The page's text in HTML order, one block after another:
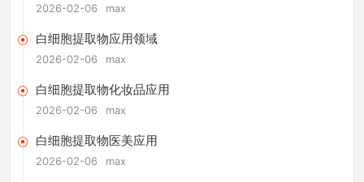
2026-02-06 max
白细胞提取物应用领域
2026-02-06 max
白细胞提取物化妆品应用
2026-02-06 max
白细胞提取物医美应用
2026-02-06 max